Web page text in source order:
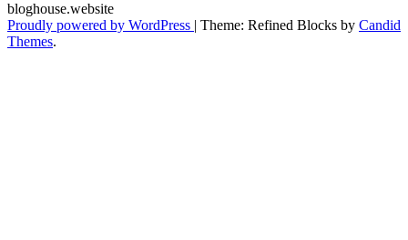
bloghouse.website
Proudly powered by WordPress | Theme: Refined Blocks by Candid
Themes.